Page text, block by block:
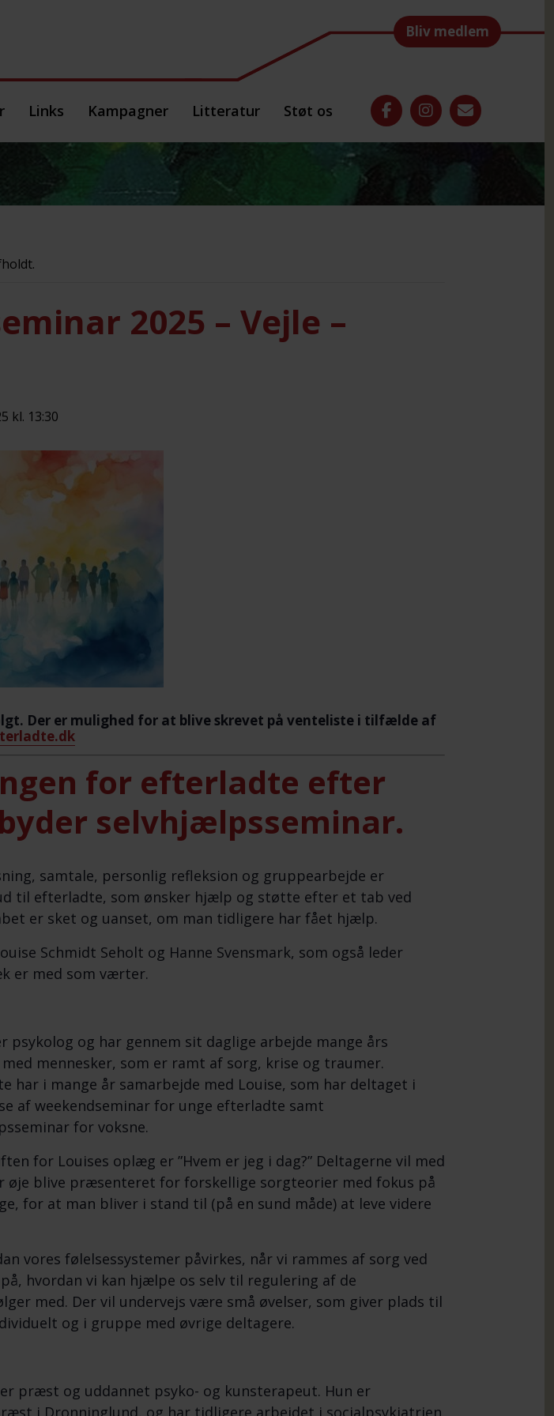
Bliv medlem
Links Kampagner Litteratur Støt os
2025 – Vejle –
kl. 13:30
Der er mulighed for at blive skrevet på venteliste i tilfælde af
for efterladte efter
selvhjælpsseminar.
samtale, personlig refleksion og gruppearbejde er
til efterladte, som ønsker hjælp og støtte efter et tab ved
er sket og uanset, om man tidligere har fået hjælp.
Schmidt Seholt og Hanne Svensmark, som også leder
er med som værter.
psykolog og har gennem sit daglige arbejde mange års
mennesker, som er ramt af sorg, krise og traumer.
har i mange år samarbejde med Louise, som har deltaget i
af weekendseminar for unge efterladte samt
for voksne.
for Louises oplæg er ”Hvem er jeg i dag?” Deltagerne vil med
øje blive præsenteret for forskellige sorgteorier med fokus på
for at man bliver i stand til (på en sund måde) at leve videre
vores følelsessystemer påvirkes, når vi rammes af sorg ved
hvordan vi kan hjælpe os selv til regulering af de
med. Der vil undervejs være små øvelser, som giver plads til
og i gruppe med øvrige deltagere.
er præst og uddannet psyko- og kunsterapeut. Hun er
i Dronninglund, og har tidligere arbejdet i socialpsykiatrien